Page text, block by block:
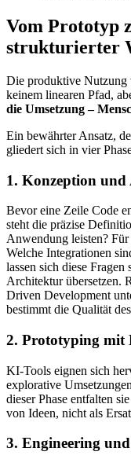
Vom Prototyp
strukturierter
Die produktive
keinem linearen Pfad,
die Umsetzung –
Ein bewährter Ansatz,
gliedert sich in vier
1. Konzeption und
Bevor eine Zeile Code
steht die präzise
Anwendung leisten?
Welche Integrationen
lassen sich diese
Architektur übersetzen.
Driven Development
bestimmt die Qualität
2. Prototyping mit
KI-Tools eignen sich
explorative
dieser Phase entfalten
von Ideen, nicht als
3. Engineering